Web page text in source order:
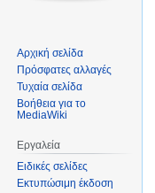
Αρχική σελίδα
Πρόσφατες αλλαγές
Τυχαία σελίδα
Βοήθεια για το
MediaWiki
Εργαλεία
Ειδικές σελίδες
Εκτυπώσιμη έκδοση